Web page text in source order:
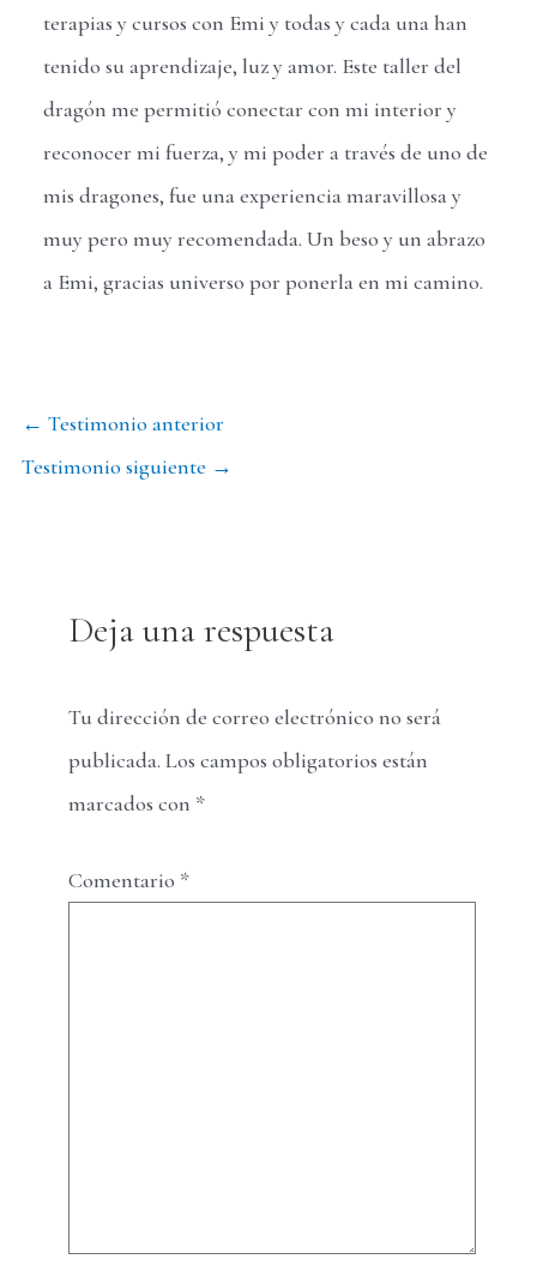
terapias y cursos con Emi y todas y cada una han
tenido su aprendizaje, luz y amor. Este taller del
dragón me permitió conectar con mi interior y
reconocer mi fuerza, y mi poder a través de uno de
mis dragones, fue una experiencia maravillosa y
muy pero muy recomendada. Un beso y un abrazo
a Emi, gracias universo por ponerla en mi camino.
Navegación
de
← Testimonio anterior
Testimonio siguiente →
Deja una respuesta
Tu dirección de correo electrónico no será
publicada. Los campos obligatorios están
marcados con *
Comentario *